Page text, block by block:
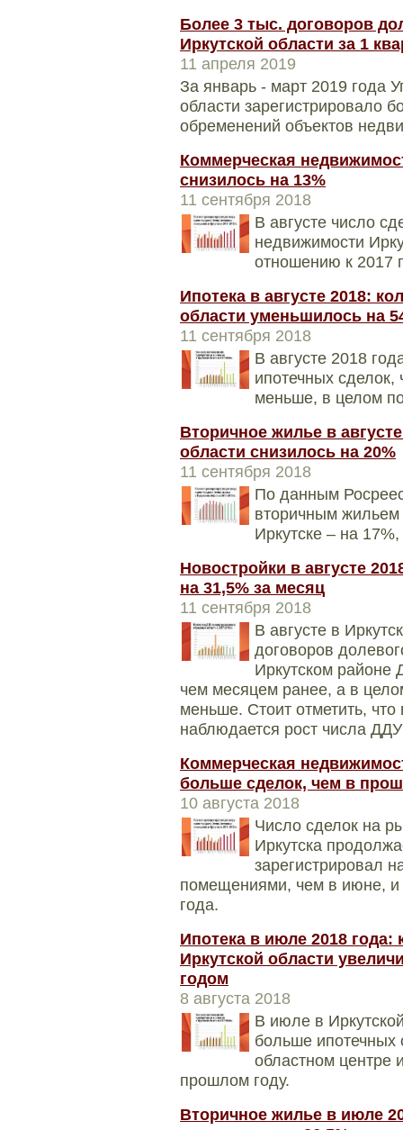
Более 3 тыс. договоров
Иркутской области за 1
11 апреля 2019
За январь - март 2019 года
области зарегистрировало
обременений объектов
Коммерческая
снизилось на 13%
11 сентября 2018
В августе число
недвижимости
отношению к 2017
Ипотека в августе 2018:
области уменьшилось на
11 сентября 2018
В августе 2018
ипотечных
меньше, в целом
Вторичное жилье в
области снизилось на 20%
11 сентября 2018
По данным
вторичным
Иркутске – на
Новостройки в августе
на 31,5% за месяц
11 сентября 2018
В августе в
договоров
Иркутском
чем месяцем ранее, а в
меньше. Стоит отметить,
наблюдается рост числа
Коммерческая
больше сделок, чем в
10 августа 2018
Число сделок на
Иркутска
зарегистрировал
помещениями, чем в июне,
года.
Ипотека в июле 2018 года:
Иркутской области
годом
8 августа 2018
В июле в
больше ипотечных
областном центре
прошлом году.
Вторичное жилье в июле